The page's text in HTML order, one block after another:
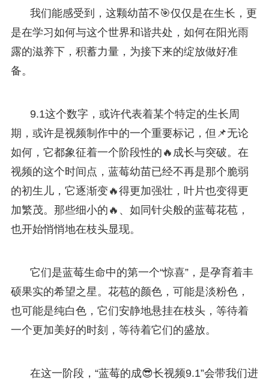
我们能感受到，这颗幼苗不🎯仅仅是在生长，更
是在学习如何与这个世界和谐共处，如何在阳光雨
露的滋养下，积蓄力量，为接下来的绽放做好准
备。
9.1这个数字，或许代表着某个特定的生长周
期，或许是视频制作中的一个重要标记，但📌无论
如何，它都象征着一个阶段性的🔥成长与突破。在
视频的这个时间点，蓝莓幼苗已经不再是那个脆弱
的初生儿，它逐渐变🔥得更加强壮，叶片也变得更
加繁茂。那些细小的🔥、如同针尖般的蓝莓花苞，
也开始悄悄地在枝头显现。
它们是蓝莓生命中的第一个“惊喜”，是孕育着丰
硕果实的希望之星。花苞的颜色，可能是淡粉色，
也可能是纯白色，它们安静地悬挂在枝头，等待着
一个更加美好的时刻，等待着它们的盛放。
在这一阶段，“蓝莓的成😎长视频9.1”会带我们进